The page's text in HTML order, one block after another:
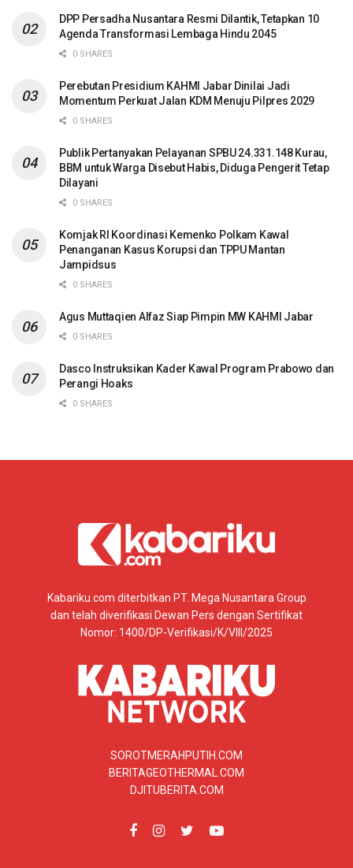
DPP Persadha Nusantara Resmi Dilantik, Tetapkan 10
Agenda Transformasi Lembaga Hindu 2045
0 SHARES
Perebutan Presidium KAHMI Jabar Dinilai Jadi
Momentum Perkuat Jalan KDM Menuju Pilpres 2029
0 SHARES
Publik Pertanyakan Pelayanan SPBU 24.331.148 Kurau,
BBM untuk Warga Disebut Habis, Diduga Pengerit Tetap
Dilayani
0 SHARES
Komjak RI Koordinasi Kemenko Polkam Kawal
Penanganan Kasus Korupsi dan TPPU Mantan
Jampidsus
0 SHARES
Agus Muttaqien Alfaz Siap Pimpin MW KAHMI Jabar
0 SHARES
Dasco Instruksikan Kader Kawal Program Prabowo dan
Perangi Hoaks
0 SHARES
Kabariku.com diterbitkan PT. Mega Nusantara Group
dan telah diverifikasi Dewan Pers dengan Sertifikat
Nomor: 1400/DP-Verifikasi/K/VIII/2025
SOROTMERAHPUTIH.COM
BERITAGEOTHERMAL.COM
DJITUBERITA.COM